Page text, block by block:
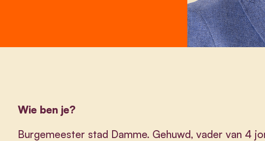
Wie ben je?
Burgemeester stad Damme. Gehuwd, vader van 4